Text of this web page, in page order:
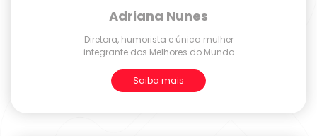
Adriana Nunes
Diretora, humorista e única mulher
integrante dos Melhores do Mundo
Saiba mais